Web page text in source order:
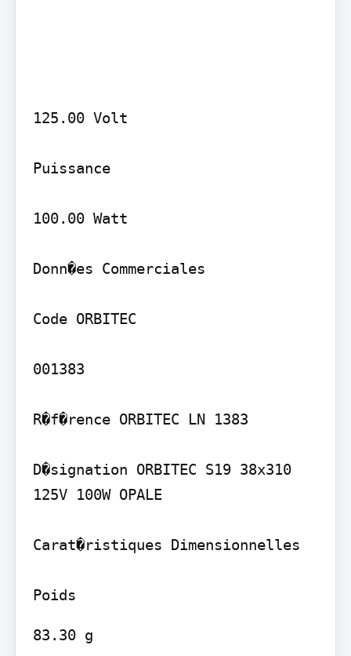
125.00 Volt
Puissance
100.00 Watt
Donn�es Commerciales
Code ORBITEC
001383
R�f�rence ORBITEC LN 1383
D�signation ORBITEC S19 38x310
125V 100W OPALE
Carat�ristiques Dimensionnelles
83.30 g